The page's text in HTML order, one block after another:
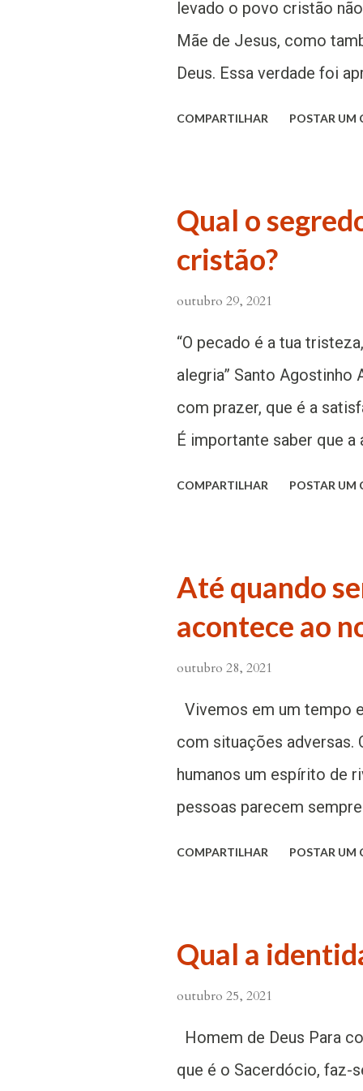
levado o povo cristão
Mãe de Jesus, como
Deus. Essa verdade foi
é o Filho de Deus, resulta
Theotókos, a Mãe de
aparece explicitamente
recordem “a Mãe de
cf. 5,18; 10,30.33). Em
Mãe do Emanuel, que
Mãe de Deus e
Maria com esta oração:
COMPARTILHAR POSTAR UM
Qual o
cristão?
outubro 29, 2021
“O pecado é a tua
alegria” Santo Agostinho
com prazer, que é a
É importante saber que a
romanos: “Sede alegres
perseverantes na oração.
chorai com os que
recomenda três
e oração. Em primeiro
virtude teologal, vem de
força; Ele comanda o
su...
COMPARTILHAR POSTAR UM
Até quando
acontece ao
outubro 28, 2021
Vivemos em um tempo
com situações adversas.
humanos um espírito de
pessoas parecem
diante de tantos
transformar esse tipo de
nossas casas, seja para
que realmente acontece
COMPARTILHAR POSTAR UM
Qual a
outubro 25, 2021
Homem de Deus Para
que é o Sacerdócio, faz-